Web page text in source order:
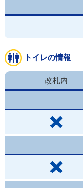
トイレの情報
改札内